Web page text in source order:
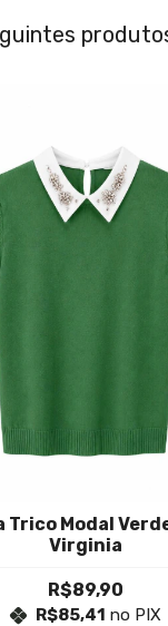
Trico Modal
Virginia
R$89,90
R$85,41 no PIX